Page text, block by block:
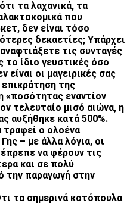
τα λαχανικά, τα
που
δεν είναι τόσο
δεκαετίες; Υπάρχει
τις συνταγές
το ίδιο γευστικές όσο
είναι οι μαγειρικές σας
επικράτηση της
«ποσότητας εναντίον
τελευταίο μισό αιώνα, η
αυξήθηκε κατά 500%.
τραφεί ο ολοένα
– με άλλα λόγια, οι
να φέρουν τις
και σε πολύ
την παραγωγή στην
τα σημερινά κοτόπουλα